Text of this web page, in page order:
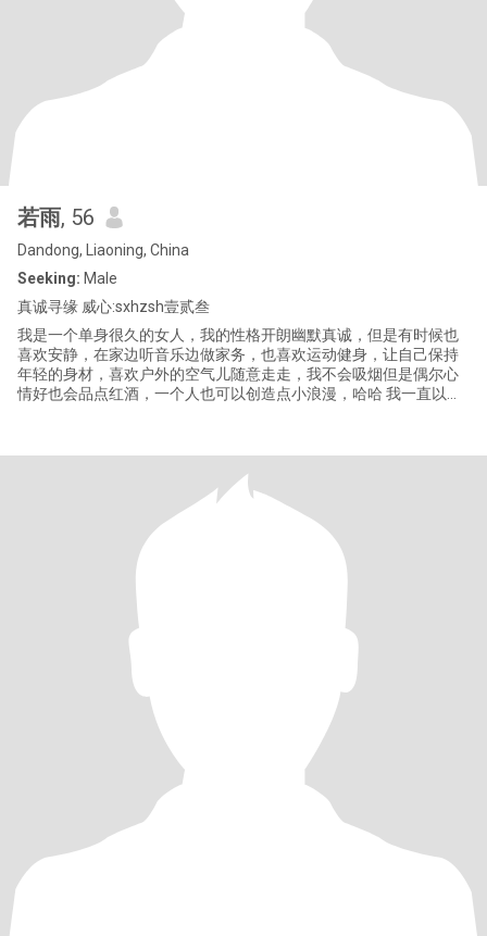
若雨, 56
Dandong, Liaoning, China
Seeking: Male
真诚寻缘 威心:sxhzsh壹贰叁
我是一个单身很久的女人，我的性格开朗幽默真诚，但是有时候也
喜欢安静，在家边听音乐边做家务，也喜欢运动健身，让自己保持
年轻的身材，喜欢户外的空气儿随意走走，我不会吸烟但是偶尔心
情好也会品点红酒，一个人也可以创造点小浪漫，哈哈 我一直以来
没有任何负担，生活上无忧无虑，但是感觉一个人很孤单，希望找
到一位可以互相喜欢互相照顾，可以一起买菜一起做饭一起散步的
爱人，50多岁还不老，找个相爱的